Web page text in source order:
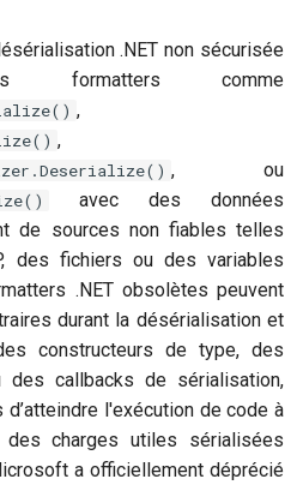
.NET non sécurisée
comme
,
,
, ou
avec des données
de sources non fiables telles
des fichiers ou des variables
.NET obsolètes peuvent
durant la désérialisation et
constructeurs de type, des
callbacks de sérialisation,
d’atteindre l'exécution de code à
charges utiles sérialisées
a officiellement déprécié